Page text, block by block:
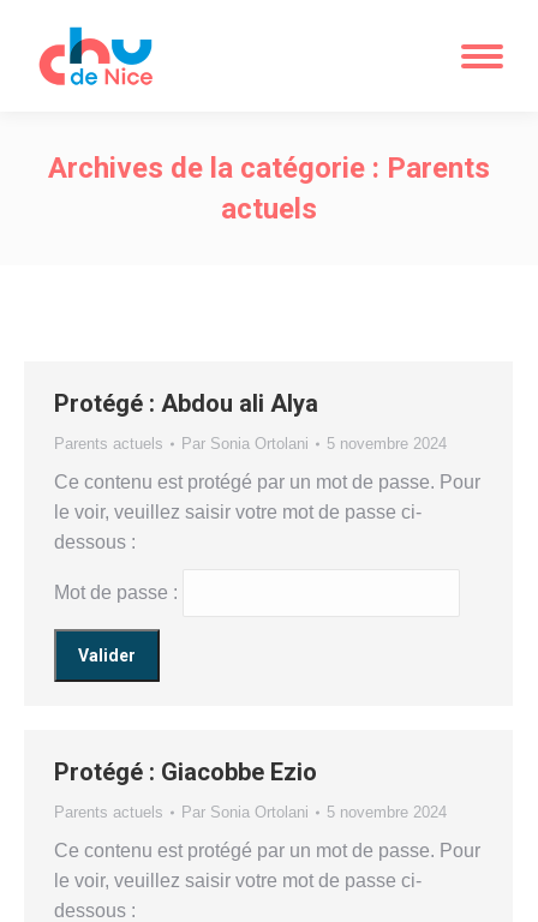
Archives de la catégorie : Parents
actuels
Protégé : Abdou ali Alya
Parents actuels Par Sonia Ortolani 5 novembre 2024
Ce contenu est protégé par un mot de passe. Pour
le voir, veuillez saisir votre mot de passe ci-
dessous :
Mot de passe :
Protégé : Giacobbe Ezio
Parents actuels Par Sonia Ortolani 5 novembre 2024
Ce contenu est protégé par un mot de passe. Pour
le voir, veuillez saisir votre mot de passe ci-
dessous :